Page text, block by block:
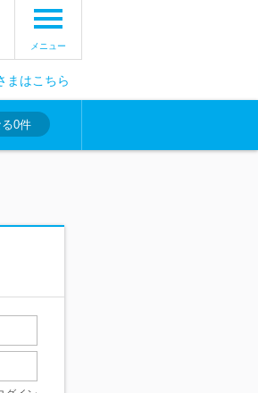
メニュー
まはこちら
0件